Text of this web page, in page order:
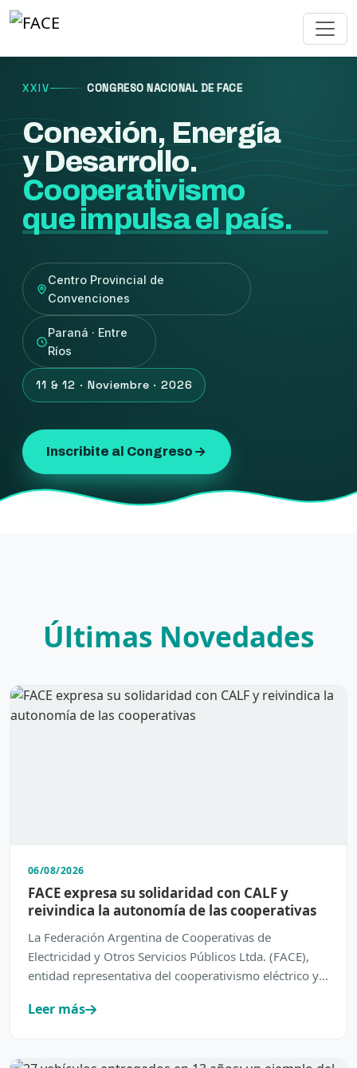
XXIV CONGRESO NACIONAL DE FACE
Conexión, Energía
y Desarrollo.
Cooperativismo
que impulsa el país.
Centro Provincial de
Convenciones
Paraná · Entre
Ríos
11 & 12 · Noviembre · 2026
Inscribite al Congreso
Últimas Novedades
06/08/2026
FACE expresa su solidaridad con CALF y
reivindica la autonomía de las cooperativas
La Federación Argentina de Cooperativas de
Electricidad y Otros Servicios Públicos Ltda. (FACE),
entidad representativa del cooperativismo eléctrico y
Leer más